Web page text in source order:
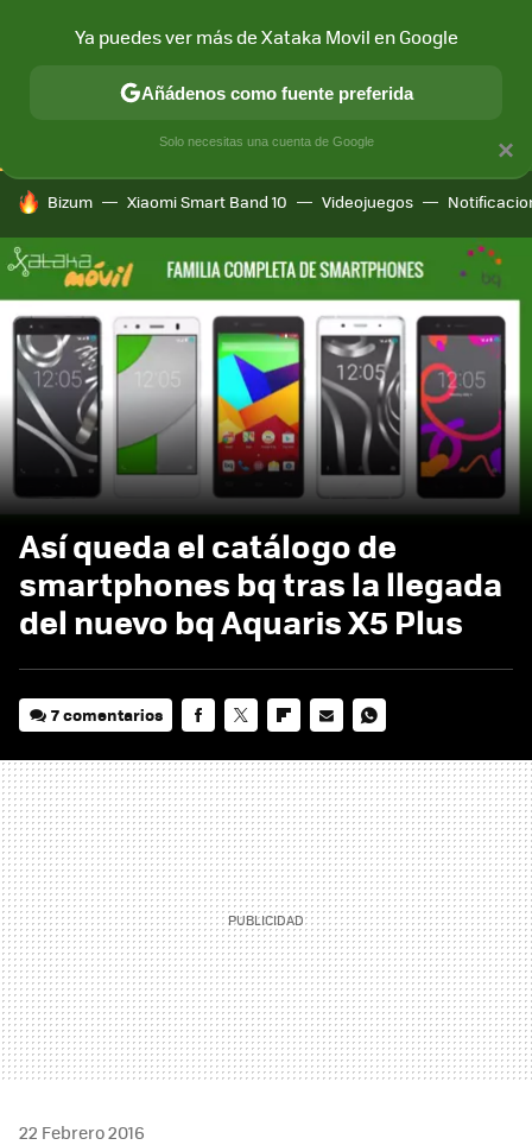
CONECTIVIDAD MÓVIL Y SOCIEDAD APLICACIONES
HOY SE HABLA DE
Bizum Xiaomi Smart Band 10 Videojuegos
Así queda el catálogo de
smartphones bq tras la llegada
del nuevo bq Aquaris X5 Plus
7 comentarios
MAIL
22 Febrero 2016
×
Ya puedes ver más de Xataka Movil en Google
Añádenos como fuente preferida
Solo necesitas una cuenta de Google